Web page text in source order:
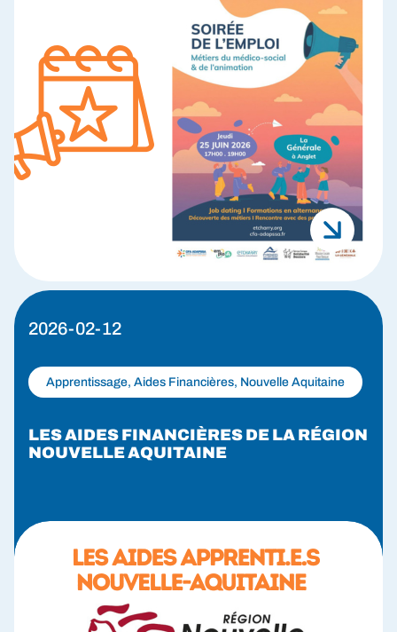
2026-02-12
Apprentissage, Aides Financières, Nouvelle Aquitaine
LES AIDES FINANCIÈRES DE LA RÉGION
NOUVELLE AQUITAINE